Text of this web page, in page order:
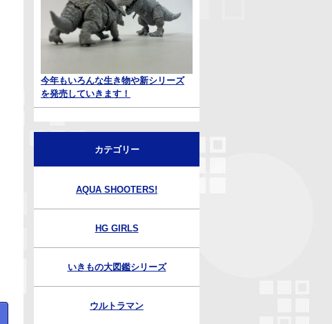
今年もいろんな生き物や新シリーズ
を発売していきます！
カテゴリー
AQUA SHOOTERS!
HG GIRLS
いきもの大図鑑シリーズ
ウルトラマン